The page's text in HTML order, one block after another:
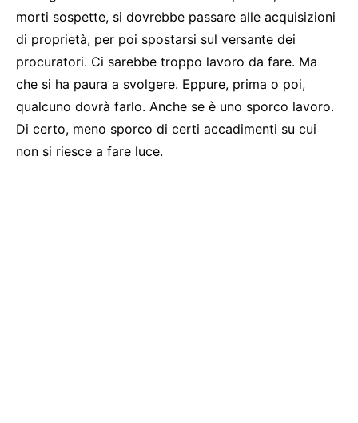
morti sospette, si dovrebbe passare alle acquisizioni
di proprietà, per poi spostarsi sul versante dei
procuratori. Ci sarebbe troppo lavoro da fare. Ma
che si ha paura a svolgere. Eppure, prima o poi,
qualcuno dovrà farlo. Anche se è uno sporco lavoro.
Di certo, meno sporco di certi accadimenti su cui
non si riesce a fare luce.